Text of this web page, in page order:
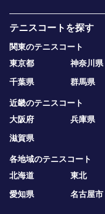
テニスコートを探す
関東のテニスコート
東京都
神奈川県
千葉県
群馬県
近畿のテニスコート
大阪府
兵庫県
滋賀県
各地域のテニスコート
北海道
東北
愛知県
名古屋市